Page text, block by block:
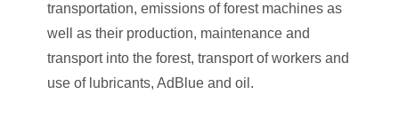
transportation, emissions of forest machines as
well as their production, maintenance and
transport into the forest, transport of workers and
use of lubricants, AdBlue and oil.